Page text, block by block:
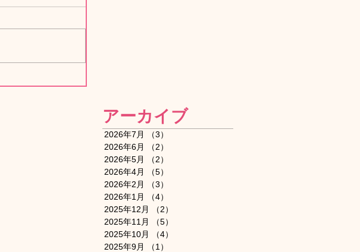
アーカイブ
2026年7月 （3）
2026年6月
（2）
2026年5月
（2）
2026年4月
（5）
2026年2月
（3）
2026年1月
（4）
2025年12月
（2）
2025年11月
（5）
2025年10月
（4）
2025年9月
（1）